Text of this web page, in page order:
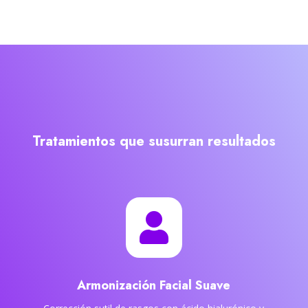
Tratamientos que susurran resultados

Armonización Facial Suave